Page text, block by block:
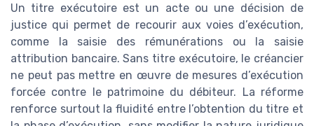
Un titre exécutoire est un acte ou une décision de
justice qui permet de recourir aux voies d’exécution,
comme la saisie des rémunérations ou la saisie
attribution bancaire. Sans titre exécutoire, le créancier
ne peut pas mettre en œuvre de mesures d’exécution
forcée contre le patrimoine du débiteur. La réforme
renforce surtout la fluidité entre l’obtention du titre et